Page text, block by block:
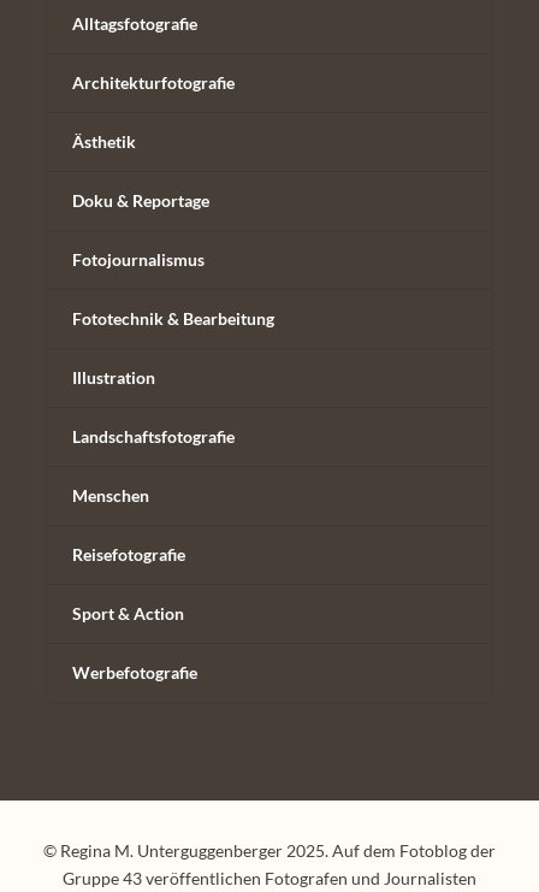
Alltagsfotografie
Architekturfotografie
Ästhetik
Doku & Reportage
Fotojournalismus
Fototechnik & Bearbeitung
Illustration
Landschaftsfotografie
Menschen
Reisefotografie
Sport & Action
Werbefotografie
© Regina M. Unterguggenberger 2025. Auf dem Fotoblog der
Gruppe 43 veröffentlichen Fotografen und Journalisten